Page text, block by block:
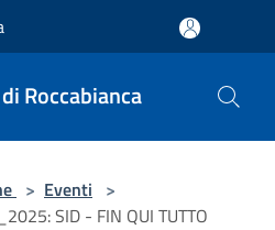
Roccabianca
> Eventi >
SID - FIN QUI TUTTO